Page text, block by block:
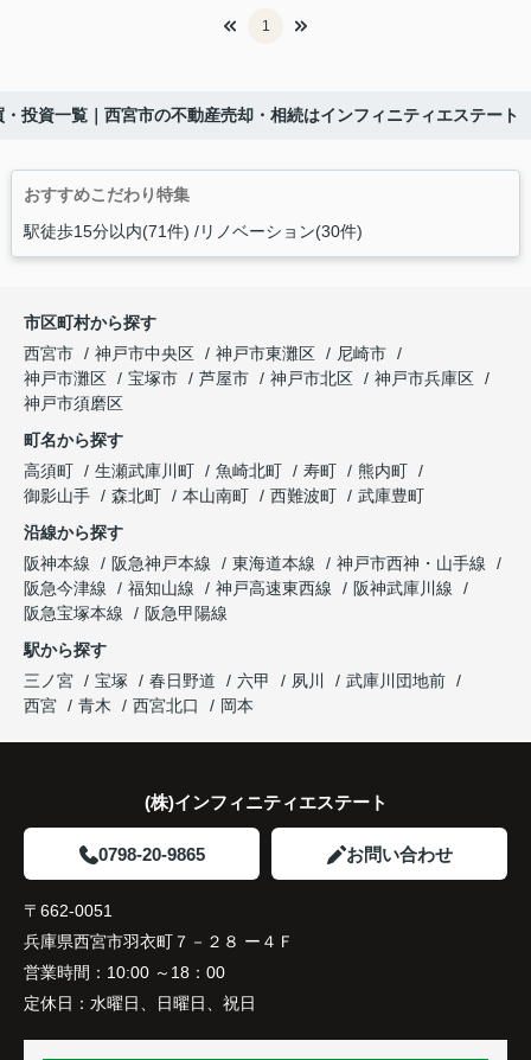
1
投資一覧｜西宮市の不動産売却・相続はインフィニティエステート
おすすめこだわり特集
駅徒歩15分以内(71件) リノベーション(30件)
市区町村から探す
西宮市
神戸市中央区 神戸市東灘区
尼崎市
神戸市灘区
宝塚市 芦屋市 神戸市北区
神戸市兵庫区
神戸市須磨区
町名から探す
高須町
生瀬武庫川町 魚崎北町 寿町
熊内町
御影山手
森北町 本山南町 西難波町
武庫豊町
沿線から探す
阪神本線
阪急神戸本線 東海道本線
神戸市西神・山手線
阪急今津線
福知山線 神戸高速東西線
阪神武庫川線
阪急宝塚本線
阪急甲陽線
駅から探す
三ノ宮
宝塚 春日野道 六甲 夙川
武庫川団地前
西宮
青木 西宮北口 岡本
(株)インフィニティエステート
0798-20-9865 お問い合わせ
〒662-0051
兵庫県西宮市羽衣町７－２８ ー４Ｆ
営業時間： 10:00 ～18：00
定休日： 水曜日、日曜日、祝日